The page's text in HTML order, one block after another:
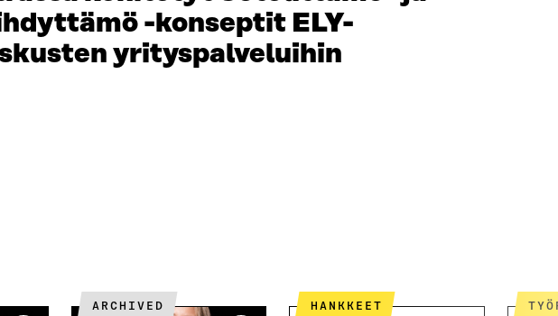
-konseptit ELY-
yrityspalveluihin
ARCHIVED HANKKEET